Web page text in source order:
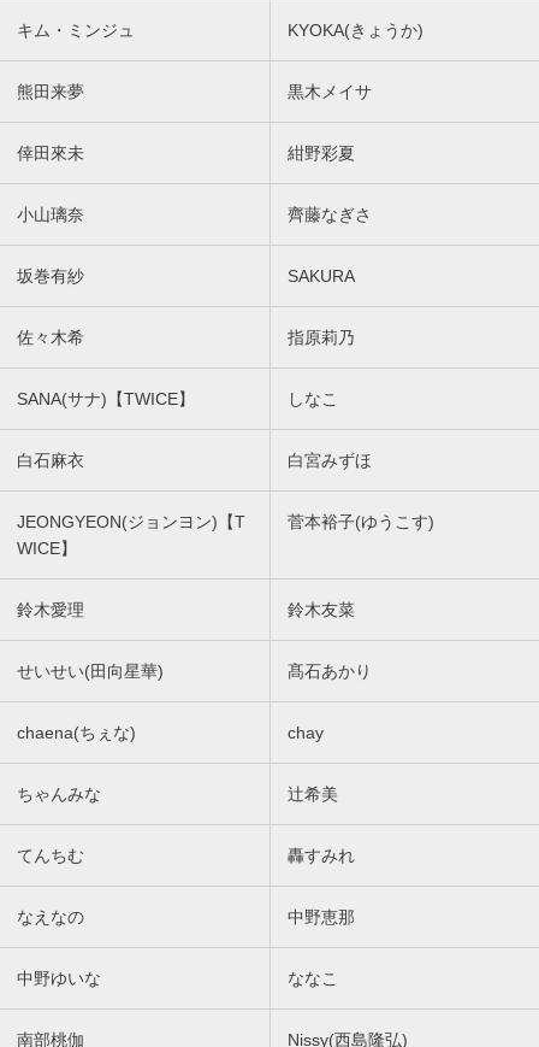
キム・ミンジュ KYOKA(きょうか)
熊田来夢 黒木メイサ
倖田來未 紺野彩夏
小山璃奈 齊藤なぎさ
坂巻有紗 SAKURA
佐々木希 指原莉乃
SANA(サナ)【TWICE】 しなこ
白石麻衣 白宮みずほ
JEONGYEON(ジョンヨン)【T
WICE】
菅本裕子(ゆうこす)
鈴木愛理 鈴木友菜
せいせい(田向星華) 髙石あかり
chaena(ちぇな) chay
ちゃんみな 辻希美
てんちむ 轟すみれ
なえなの 中野恵那
中野ゆいな ななこ
南部桃伽 Nissy(西島隆弘)